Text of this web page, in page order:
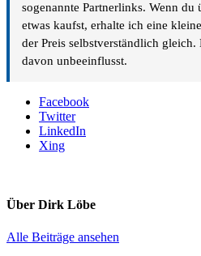
sogenannte Partnerlinks. Wenn
etwas kaufst, erhalte ich eine
der Preis selbstverständlich
davon unbeeinflusst.
Facebook
Twitter
LinkedIn
Xing
Über Dirk Löbe
Alle Beiträge ansehen